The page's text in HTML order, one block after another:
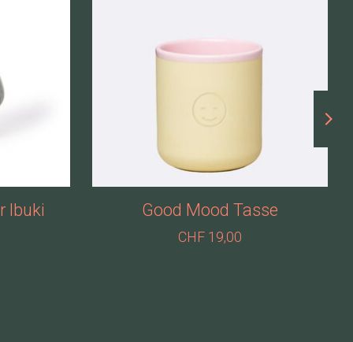
Ibuki Good Mood Tasse
CHF 19,00